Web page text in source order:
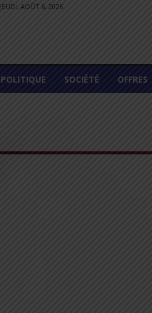
JEUDI, AOÛT 6, 2026
POLITIQUE SOCIÉTÉ OFFRES